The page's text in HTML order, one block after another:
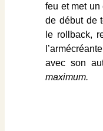
feu et met
de début de
le rollback,
avec son
maximum.